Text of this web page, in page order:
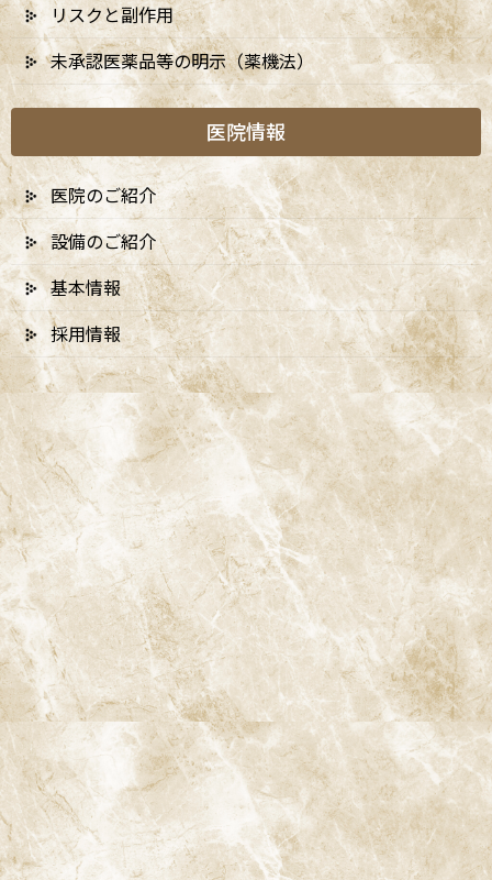
Access
阿佐ヶ谷ことぶき歯科・矯正歯科
阿佐ヶ谷の歯医者「阿佐ヶ谷ことぶき歯科・矯正歯科」は、JR中
央線(快速)「阿佐ケ谷駅」徒歩0分 / JR中央/総武線「阿佐ケ谷駅」
徒歩0分 / 東京メトロ丸ノ内線「南阿佐ケ谷駅」徒歩8分の、駅す
ぐでとても通いやすい場所にある歯医者です。杉並区や中野区、新
宿、東京都内、隣接県や遠方からも患者様に来院頂きやすい環境
といえます。
リスクと副作用
未承認医薬品等の明示（薬機法）
医院情報
医院のご紹介
設備のご紹介
基本情報
採用情報